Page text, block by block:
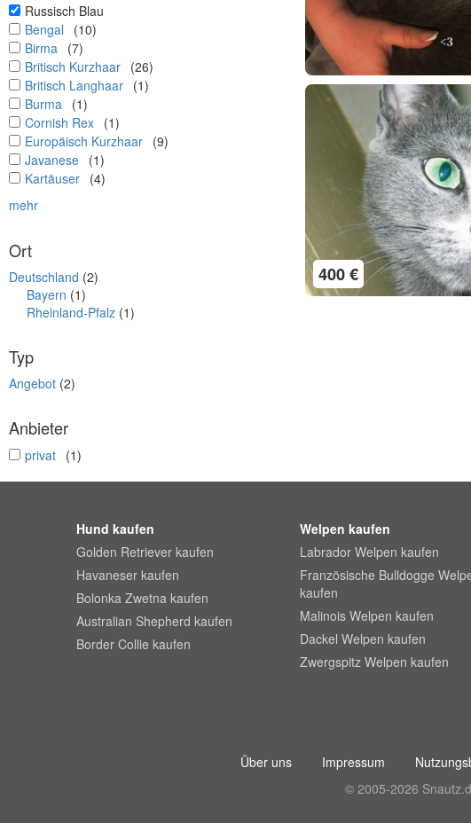
undefined
Russisch Blau
undefined
Bengal
(10)
undefined
Birma (7)
undefined
Britisch Kurzhaar (26)
undefined
Britisch Langhaar (1)
undefined
Burma (1)
undefined
Cornish Rex (1)
undefined
Europäisch Kurzhaar (9)
undefined
Javanese (1)
undefined
Kartäuser (4)
mehr
Ort
Deutschland (2)
Bayern (1)
Rheinland-Pfalz (1)
Typ
Angebot (2)
Anbieter
undefined
privat (1)
400 €
Hund kaufen
Golden Retriever kaufen
Havaneser kaufen
Bolonka Zwetna kaufen
Australian Shepherd kaufen
Border Collie kaufen
Welpen kaufen
Labrador Welpen kaufen
Französische Bulldogge
kaufen
Malinois Welpen kaufen
Dackel Welpen kaufen
Zwergspitz Welpen kaufen
Über uns Impressum
© 2005-2026